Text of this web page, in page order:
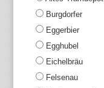
Burgdorfer
Eggerbier
Egghubel
Eichelbräu
Felsenau